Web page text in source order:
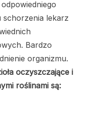
schorzenia lekarz
Bardzo
organizmu.
oczyszczające i
roślinami są: